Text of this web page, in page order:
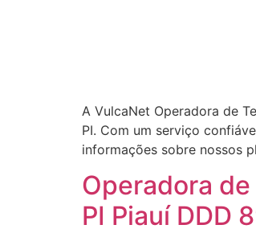
A VulcaNet Operadora de
PI. Com um serviço
informações sobre nossos
Operadora
PI Piauí DDD